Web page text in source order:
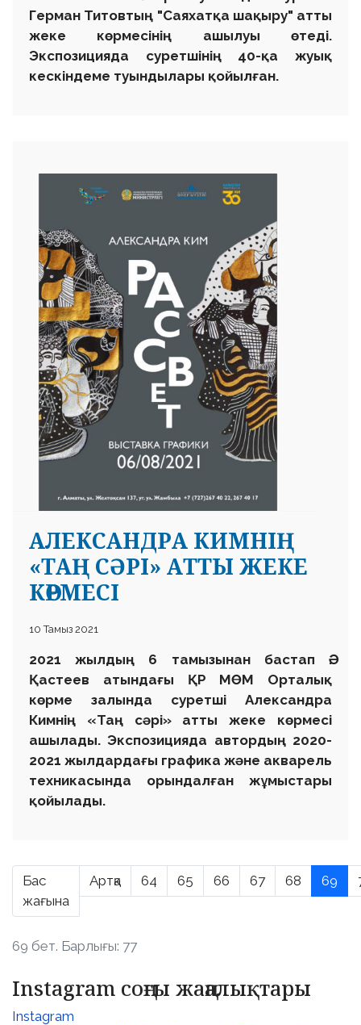
Герман Титовтың "Саяхатқа шақыру" атты
жеке көрмесінің ашылуы өтеді.
Экспозицияда суретшінің 40-қа жуық
кескіндеме туындылары қойылған.
АЛЕКСАНДРА КИМНІҢ
«ТАҢ СӘРІ» АТТЫ ЖЕКЕ
КӨРМЕСІ
10 Тамыз 2021
2021 жылдың 6 тамызынан бастап Ә.
Қастеев атындағы ҚР МӨМ Орталық
көрме залында суретші Александра
Кимнің «Таң сәрі» атты жеке көрмесі
ашылады. Экспозицияда автордың 2020-
2021 жылдардағы графика және акварель
техникасында орындалған жұмыстары
қойылады.
Бас
жағына
Артқа 64 65 66 67 68 69
69 бет. Барлығы: 77
Instagram соңғы жаңалықтары
Instagram